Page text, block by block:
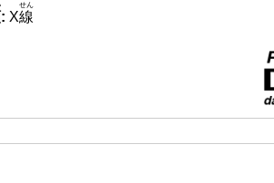
: X線
せん